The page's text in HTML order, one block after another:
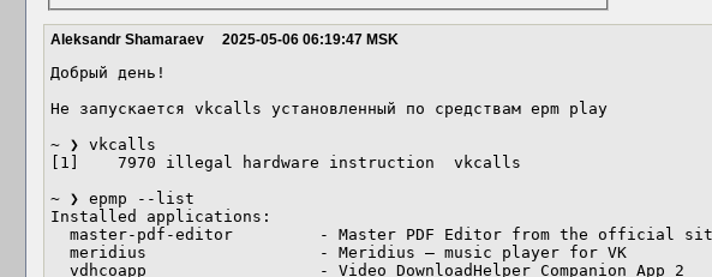
Aleksandr Shamaraev 2025-05-06 06:19:47 MSK
Добрый день!
Не запускается vkcalls установленный по средствам epm play
~ ❯ vkcalls
[1]    7970 illegal hardware instruction  vkcalls
~ ❯ epmp --list
Installed applications: